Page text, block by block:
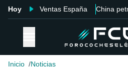
Hoy Ventas España China
Inicio Noticias